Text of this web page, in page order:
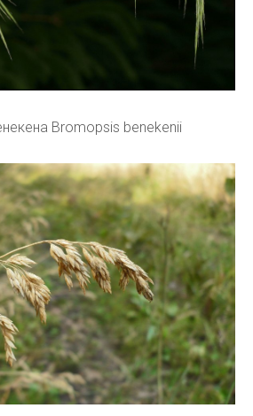
Bromopsis benekenii